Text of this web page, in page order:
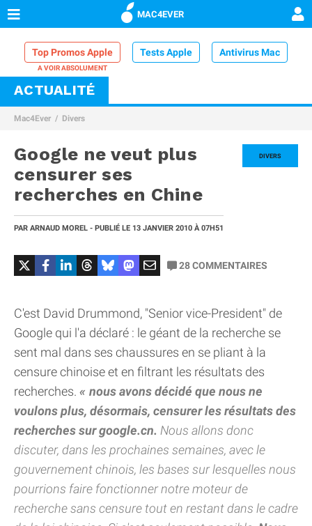
MAC4EVER
Top Promos Apple Tests Apple Antivirus Mac
VPN Mac
Comparatif iPhone
ACTUALITÉ
Mac4Ever Divers
DIVERS
Google ne veut plus
censurer ses
recherches en Chine
PAR ARNAUD MOREL - PUBLIÉ LE 13 JANVIER 2010 À 07H51
28COMMENTAIRES
C'est David Drummond, "Senior vice-President" de
Google qui l'a déclaré : le géant de la recherche se
sent mal dans ses chaussures en se pliant à la
censure chinoise et en filtrant les résultats des
recherches.
nous avons décidé que nous ne
voulons plus, désormais, censurer les résultats des
recherches sur google.cn. Nous allons donc
discuter, dans les prochaines semaines, avec le
gouvernement chinois, les bases sur lesquelles nous
pourrions faire fonctionner notre moteur de
recherche sans censure tout en restant dans le cadre